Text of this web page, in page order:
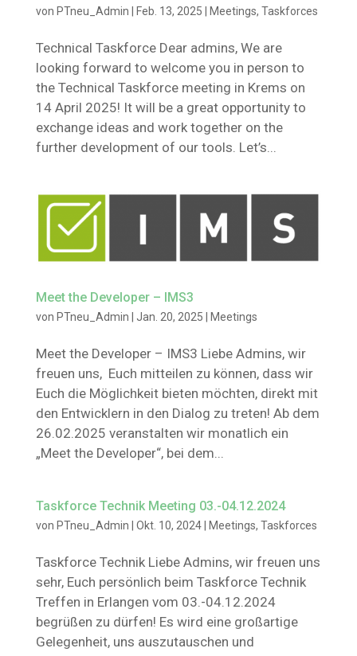
von PTneu_Admin Feb. 13, 2025 Meetings, Taskforces
Technical Taskforce Dear admins, We are
looking forward to welcome you in person to
the Technical Taskforce meeting in Krems on
14 April 2025! It will be a great opportunity to
exchange ideas and work together on the
further development of our tools. Let’s...
Meet the Developer – IMS3
von PTneu_Admin Jan. 20, 2025 Meetings
Meet the Developer – IMS3 Liebe Admins, wir
freuen uns, Euch mitteilen zu können, dass wir
Euch die Möglichkeit bieten möchten, direkt mit
den Entwicklern in den Dialog zu treten! Ab dem
26.02.2025 veranstalten wir monatlich ein
„Meet the Developer“, bei dem...
Taskforce Technik Meeting 03.-04.12.2024
von PTneu_Admin Okt. 10, 2024| Meetings, Taskforces
Taskforce Technik Liebe Admins, wir freuen uns
sehr, Euch persönlich beim Taskforce Technik
Treffen in Erlangen vom 03.-04.12.2024
begrüßen zu dürfen! Es wird eine großartige
Gelegenheit, uns auszutauschen und